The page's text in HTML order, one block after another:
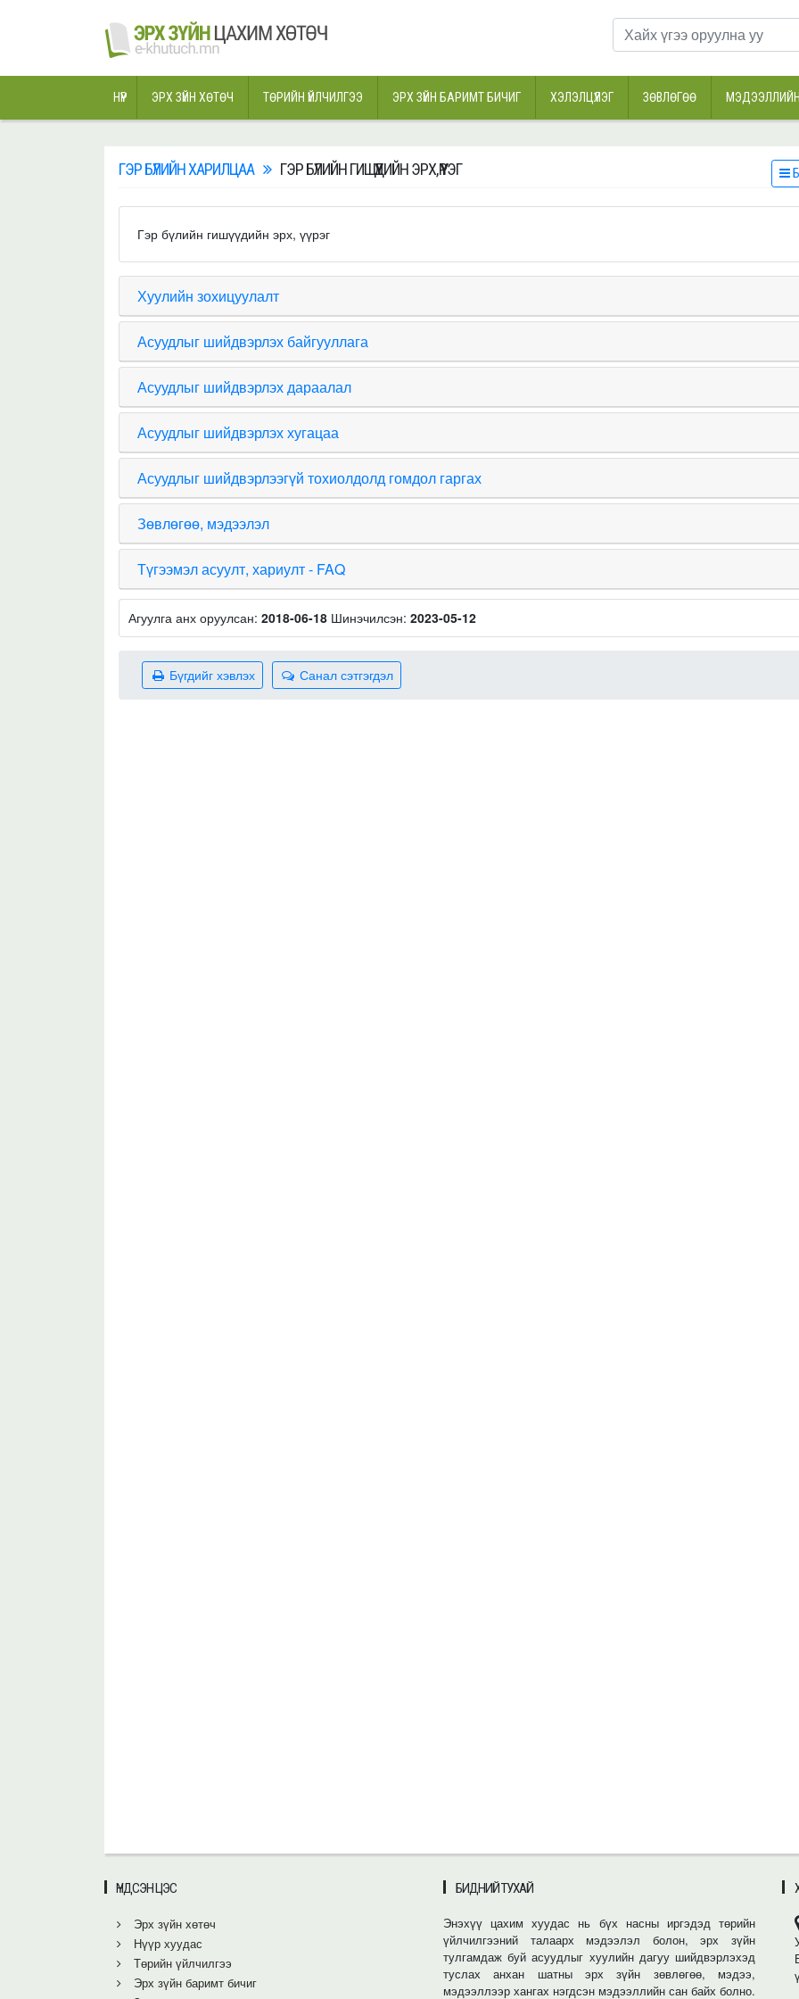
НҮҮР ЭРХ ЗҮЙН ХӨТӨЧ ТӨРИЙН ҮЙЛЧИЛГЭЭ ЭРХ ЗҮЙН БАРИМТ БИЧИГ ХЭЛЭЛЦҮҮЛЭГ ЗӨВЛӨГӨӨ
ГЭР БҮЛИЙН ХАРИЛЦАА ГЭР БҮЛИЙН ГИШҮҮДИЙН ЭРХ, ҮҮРЭГ
Гэр бүлийн гишүүдийн эрх, үүрэг
Хуулийн зохицуулалт
Асуудлыг шийдвэрлэх байгууллага
Асуудлыг шийдвэрлэх дараалал
Асуудлыг шийдвэрлэх хугацаа
Асуудлыг шийдвэрлээгүй тохиолдолд гомдол гаргах
Зөвлөгөө, мэдээлэл
Түгээмэл асуулт, хариулт - FAQ
Агуулга анх оруулсан: 2018-06-18 Шинэчилсэн: 2023-05-12
Санал сэтгэгдэл
Бүгдийг хэвлэх
ҮНДСЭН ЦЭС
Эрх зүйн хөтөч
Нүүр хуудас
Төрийн үйлчилгээ
Эрх зүйн баримт бичиг
БИДНИЙ ТУХАЙ
Энэхүү цахим хуудас нь бүх насны иргэдэд төрийн
үйлчилгээний талаарх мэдээлэл болон, эрх зүйн
тулгамдаж буй асуудлыг хуулийн дагуу шийдвэрлэхэд
туслах анхан шатны эрх зүйн зөвлөгөө, мэдээ,
мэдээллээр хангах нэгдсэн мэдээллийн сан байх болно.